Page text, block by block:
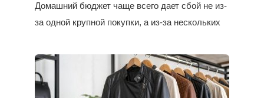
Домашний бюджет чаще всего дает сбой не из-
за одной крупной покупки, а из-за нескольких